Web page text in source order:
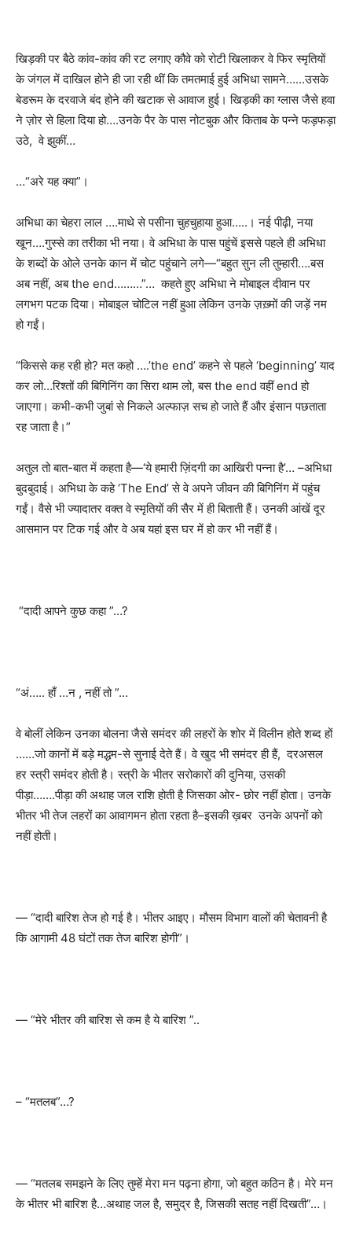
खिड़की पर बैठे कांव-कांव की रट लगाए कौवे को रोटी खिलाकर वे फिर स्मृतियों
के जंगल में दाखिल होने ही जा रही थीं कि तमतमाई हुई अभिधा सामने……उसके
बेडरूम के दरवाजे बंद होने की खटाक से आवाज हुई। खिड़की का ग्लास जैसे हवा
ने ज़ोर से हिला दिया हो….उनके पैर के पास नोटबुक और किताब के पन्ने फड़फड़ा
उठे,वे झुकीं…
…“अरे यह क्या” ।
अभिधा का चेहरा लाल ….माथे से पसीना चुहचुहाया हुआ…..। नई पीढ़ी,नया
खून….गुस्से का तरीका भी नया। वे अभिधा के पास पहुंचें इससे पहले ही अभिधा
के शब्दों के ओले उनके कान में चोट पहुंचाने लगे—“बहुत सुन ली तुम्हारी….बस
अब नहीं, अबthe end………”…कहते हुए अभिधा ने मोबाइल दीवान पर
लगभग पटक दिया। मोबाइल चोटिल नहीं हुआ लेकिन उनके ज़ख़्मों की जड़ें नम
हो गईं।
“किससे कह रही हो?मत कहो ….’the end’कहने से पहले ‘beginning’याद
कर लो…रिश्तों की बिगिनिंग का सिरा थाम लो,बसthe endवहींendहो
जाएगा। कभी-कभी जुबां से निकले अल्फाज़ सच हो जाते हैं और इंसान पछताता
रह जाता है।”
अतुल तो बात-बात में कहता है—‘ये हमारी ज़िंदगी का आखिरी पन्ना है’… –अभिधा
बुदबुदाई। अभिधा के कहे‘The End’से वे अपने जीवन की बिगिनिंग में पहुंच
गईं। वैसे भी ज्यादातर वक्‍त वे स्मृतियों की सैर में ही बिताती हैं। उनकी आंखें दूर
आसमान पर टिक गई और वे अब यहां इस घर में हो कर भी नहीं हैं।
“दादी आपने कुछ कहा”…?
“अं….. हाँ …न ,नहीं तो”…
वे बोलीं लेकिन उनका बोलना जैसे समंदर की लहरों के शोर में विलीन होते शब्द हों
……जो कानों में बड़े मद्धम-से सुनाई देते हैं। वे खुद भी समंदर ही हैं,दरअसल
हर स्त्री समंदर होती है। स्त्री के भीतर सरोकारों की दुनिया,उसकी
पीड़ा…….पीड़ा की अथाह जल राशि होती है जिसका ओर- छोर नहीं होता। उनके
भीतर भी तेज लहरों का आवागमन होता रहता है–इसकी ख़बर उनके अपनों को
नहीं होती।
— “दादी बारिश तेज हो गई है। भीतर आइए। मौसम विभाग वालों की चेतावनी है
कि आगामी 48 घंटों तक तेज बारिश होगी” ।
— “मेरे भीतर की बारिश से कम है ये बारिश ”..
– “मतलब”…?
— “मतलब समझने के लिए तुम्हें मेरा मन पढ़ना होगा,जो बहुत कठिन है। मेरे मन
के भीतर भी बारिश है…अथाह जल है,समुद्र है,जिसकी सतह नहीं दिखती”… ।